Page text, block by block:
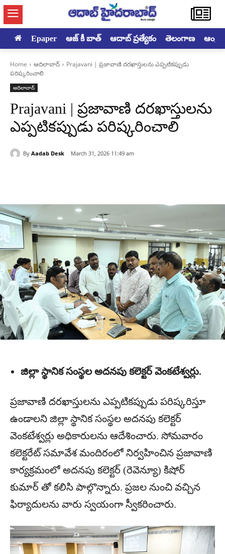
Epaper ఆజ్ కీ బాత్ ఆదాబ్ ప్రత్యేకం తెలంగాణ
Home ఆదిలాబాద్
Prajavani | ప్రజావాణి దరఖాస్తులను ఎప్పటికప్పుడు
పరిష్కరించాలి
ఆదిలాబాద్
Prajavani | ప్రజావాణి దరఖాస్తులను
ఎప్పటికప్పుడు పరిష్కరించాలి
By Aadab Desk March 31, 2026 11:49 am
జిల్లా స్థానిక సంస్థల అదనపు కలెక్టర్ వెంకటేశ్వర్లు.
ప్రజావాణి దరఖాస్తులను ఎప్పటికప్పుడు పరిష్కరిస్తూ
ఉండాలని జిల్లా స్థానిక సంస్థల అదనపు కలెక్టర్
వెంకటేశ్వర్లు అధికారులను ఆదేశించారు. సోమవారం
కలెక్టరేట్ సమావేశ మందిరంలో నిర్వహించిన ప్రజావాణి
కార్యక్రమంలో అదనపు కలెక్టర్ (రెవెన్యూ) కిషోర్
కుమార్ తో కలిసి పాల్గొన్నారు. ప్రజల నుంచి వచ్చిన
ఫిర్యాదులను వారు స్వయంగా స్వీకరించారు.